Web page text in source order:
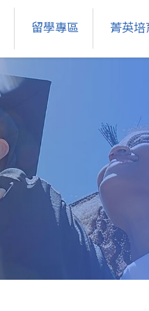
留學專區 菁英培